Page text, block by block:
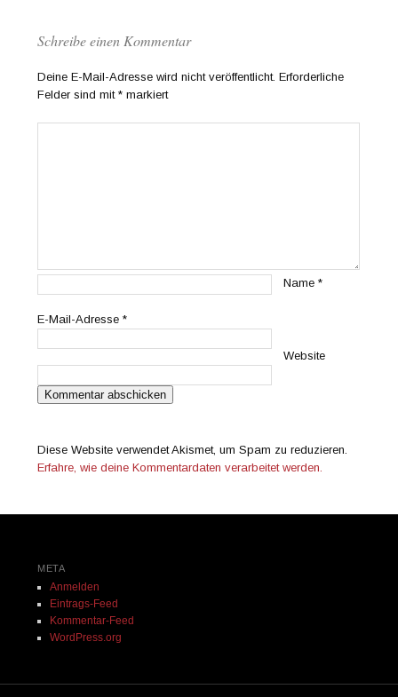
Schreibe einen Kommentar
Deine E-Mail-Adresse wird nicht veröffentlicht. Erforderliche
Felder sind mit* markiert
Name*
E-Mail-Adresse*
Website
Diese Website verwendet Akismet, um Spam zu reduzieren.
Erfahre, wie deine Kommentardaten verarbeitet werden.
META
Anmelden
Eintrags-Feed
Kommentar-Feed
WordPress.org